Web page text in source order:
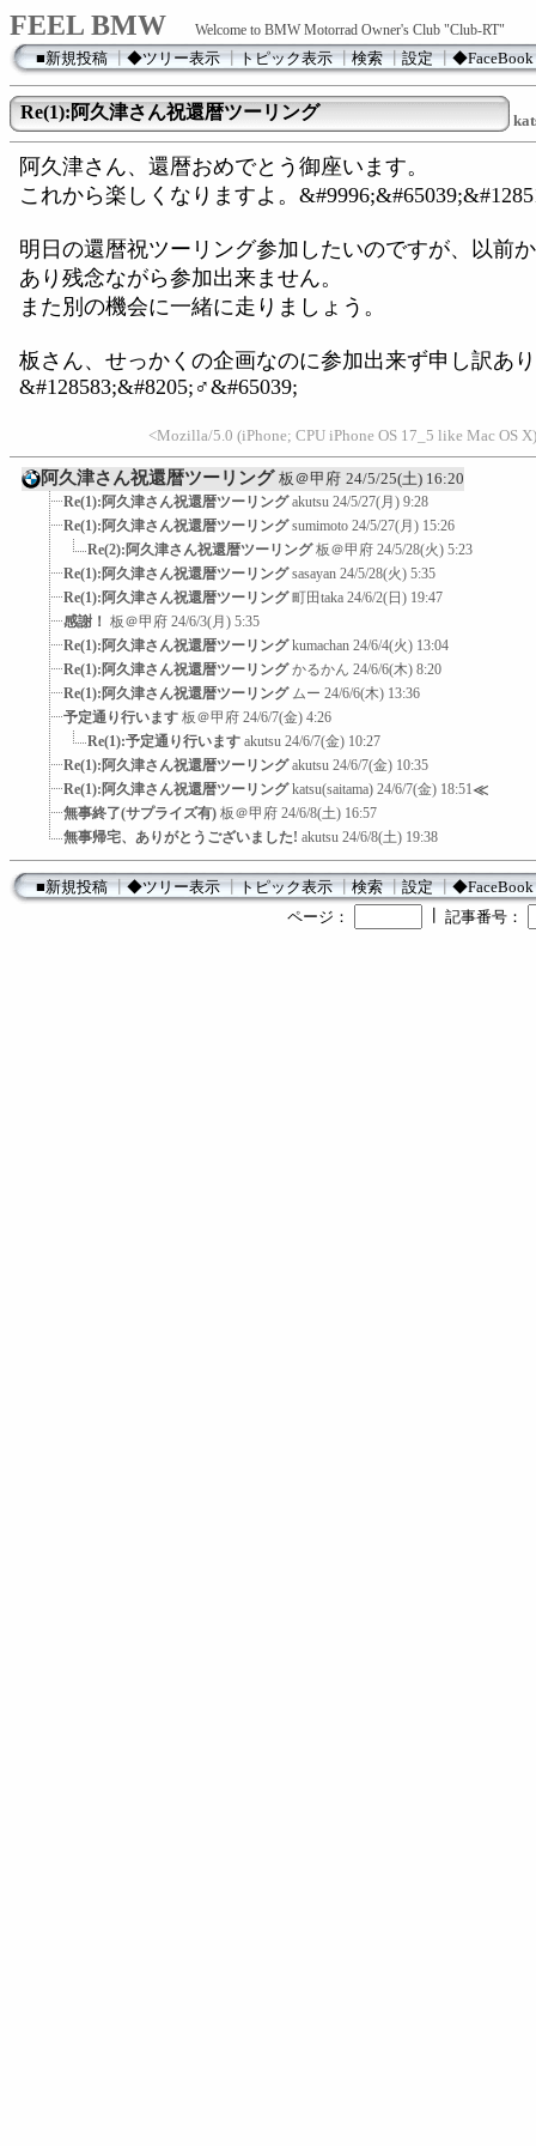
FEEL BMW Welcome to BMW Motorrad Owner's Club "Club-RT"
■新規投稿┃◆ツリー表示┃トピック表示┃検索┃設定┃◆FaceBook
Re(1):阿久津さん祝還暦ツーリング
阿久津さん、還暦おめでとう御座います。
これから楽しくなりますよ。
明日の還暦祝ツーリング参加したいのですが、以前
あり残念ながら参加出来ません。
また別の機会に一緒に走りましょう。
板さん、せっかくの企画なのに参加出来ず申し訳あ
&#128583;&#8205;♂&#65039;
<Mozilla/5.0 (iPhone; CPU iPhone OS 17_5 like Mac OS
阿久津さん祝還暦ツーリング 板＠甲府 24/5/25(土) 16:20
Re(1):阿久津さん祝還暦ツーリング akutsu 24/5/27(月) 9:28
Re(1):阿久津さん祝還暦ツーリング sumimoto 24/5/27(月) 15:26
Re(2):阿久津さん祝還暦ツーリング 板＠甲府 24/5/28(火) 5:23
Re(1):阿久津さん祝還暦ツーリング sasayan 24/5/28(火) 5:35
Re(1):阿久津さん祝還暦ツーリング 町田taka 24/6/2(日) 19:47
感謝！ 板＠甲府 24/6/3(月) 5:35
Re(1):阿久津さん祝還暦ツーリング kumachan 24/6/4(火) 13:04
Re(1):阿久津さん祝還暦ツーリング かるかん 24/6/6(木) 8:20
Re(1):阿久津さん祝還暦ツーリング ムー 24/6/6(木) 13:36
予定通り行います 板＠甲府 24/6/7(金) 4:26
Re(1):予定通り行います akutsu 24/6/7(金) 10:27
Re(1):阿久津さん祝還暦ツーリング akutsu 24/6/7(金) 10:35
Re(1):阿久津さん祝還暦ツーリング katsu(saitama) 24/6/7(金) 18:51≪
無事終了(サプライズ有) 板＠甲府 24/6/8(土) 16:57
無事帰宅、ありがとうございました! akutsu 24/6/8(土) 19:38
■新規投稿┃◆ツリー表示┃トピック表示┃検索┃設定┃◆FaceBook
ページ：
記事番号：